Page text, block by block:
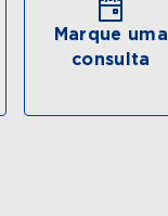
Marque uma
consulta